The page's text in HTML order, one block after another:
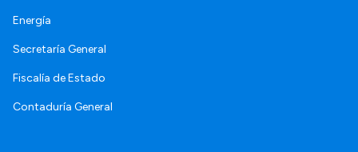
Energía
Secretaría General
Fiscalía de Estado
Contaduría General